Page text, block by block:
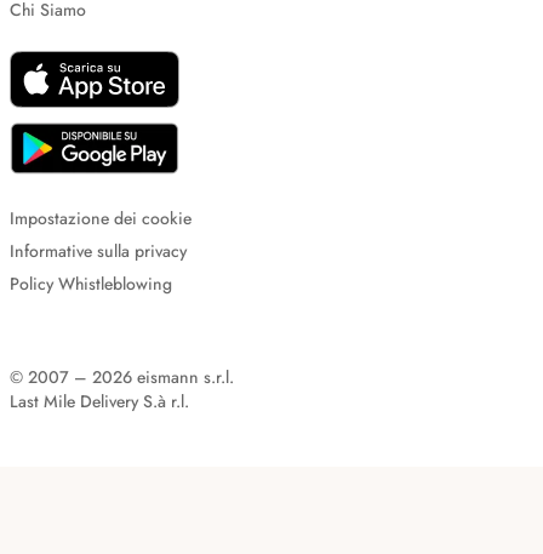
Chi Siamo
Impostazione dei cookie
Informative sulla privacy
Policy Whistleblowing
© 2007 – 2026 eismann s.r.l.
Last Mile Delivery S.à r.l.